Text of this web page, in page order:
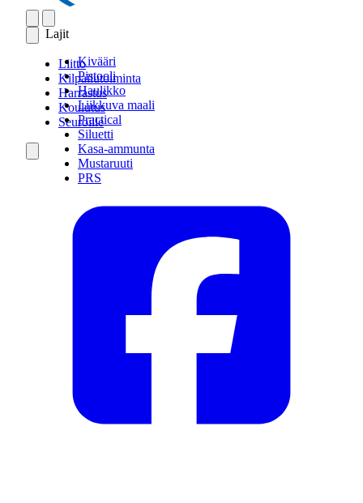
Lajit
Kivääri
Pistooli
Haulikko
Liikkuva maali
Practical
Siluetti
Kasa-ammunta
Mustaruuti
PRS
Liitto
Kilpailutoiminta
Harrastus
Koulutus
Seuroille